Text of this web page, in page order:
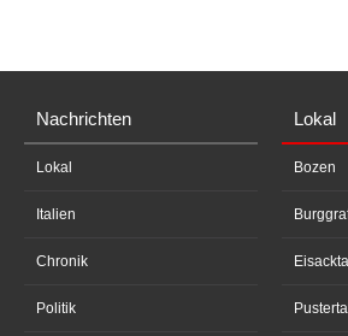
Nachrichten
Lokal
Italien
Chronik
Politik
Lokal
Bozen